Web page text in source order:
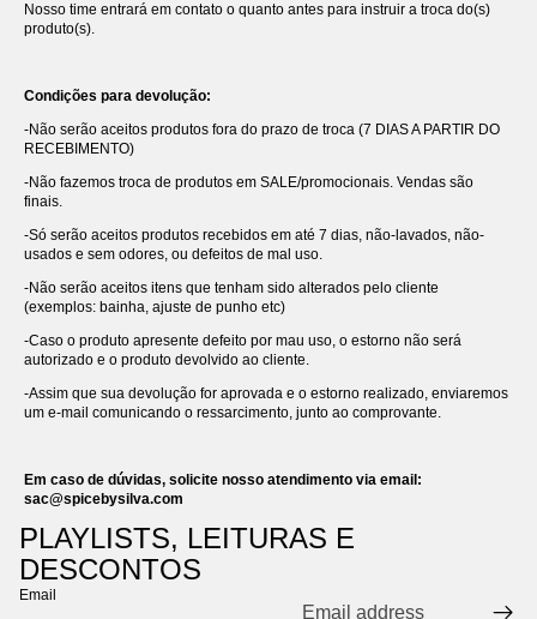
Nosso time entrará em contato o quanto antes para instruir a troca do(s)
produto(s).
Condições para devolução:
-Não serão aceitos produtos fora do prazo de troca (7 DIAS A PARTIR DO
RECEBIMENTO)
-Não fazemos troca de produtos em SALE/promocionais. Vendas são
finais.
-Só serão aceitos produtos recebidos em até 7 dias, não-lavados, não-
usados e sem odores, ou defeitos de mal uso.
-Não serão aceitos itens que tenham sido alterados pelo cliente
(exemplos: bainha, ajuste de punho etc)
-Caso o produto apresente defeito por mau uso, o estorno não será
autorizado e o produto devolvido ao cliente.
-Assim que sua devolução for aprovada e o estorno realizado, enviaremos
um e-mail comunicando o ressarcimento, junto ao comprovante.
Em caso de dúvidas, solicite nosso atendimento via email:
sac@spicebysilva.com
PLAYLISTS, LEITURAS E
DESCONTOS
Email